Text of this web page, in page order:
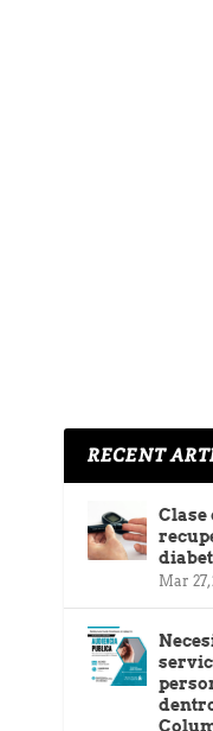
RECENT
Clase
Mar 27,